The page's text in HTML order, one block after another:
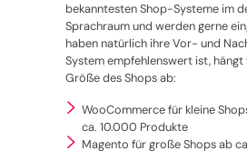
bekanntesten Shop-Systeme im
Sprachraum und werden gerne
haben natürlich ihre Vor- und
System empfehlenswert ist,
Größe des Shops ab:
WooCommerce für kleine
ca. 10.000 Produkte
Magento für große Shops ab